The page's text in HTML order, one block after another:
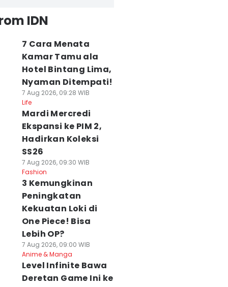
IDN
7 Cara Menata
Kamar Tamu ala
Hotel Bintang Lima,
Nyaman Ditempati!
7 Aug 2026, 09:28 WIB
Life
Mardi Mercredi
Ekspansi ke PIM 2,
Hadirkan Koleksi
SS26
7 Aug 2026, 09:30 WIB
Fashion
3 Kemungkinan
Peningkatan
Kekuatan Loki di
One Piece! Bisa
Lebih OP?
7 Aug 2026, 09:00 WIB
Anime & Manga
Level Infinite Bawa
Deretan Game Ini ke